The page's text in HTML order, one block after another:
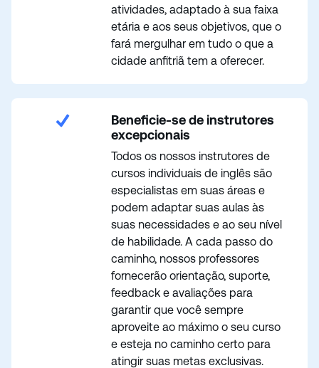
atividades, adaptado à sua faixa
etária e aos seus objetivos, que o
fará mergulhar em tudo o que a
cidade anfitriã tem a oferecer.
Beneficie-se de instrutores
excepcionais
Todos os nossos instrutores de
cursos individuais de inglês são
especialistas em suas áreas e
podem adaptar suas aulas às
suas necessidades e ao seu nível
de habilidade. A cada passo do
caminho, nossos professores
fornecerão orientação, suporte,
feedback e avaliações para
garantir que você sempre
aproveite ao máximo o seu curso
e esteja no caminho certo para
atingir suas metas exclusivas.